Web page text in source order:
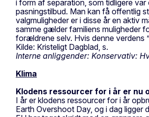
i form af separation, som tidligere
pasningstilbud. Man kan få offentlig
valgmuligheder er i disse år en aktiv
samme gælder familiens muligheder
forældrene selv. Hvis denne verdens
Kilde: Kristeligt Dagblad, s.
Interne anliggender: Konservativ:
Klima
Klodens ressourcer for i år er nu
I år er klodens ressourcer for i år
Earth Overshoot Day, og i dag ligger